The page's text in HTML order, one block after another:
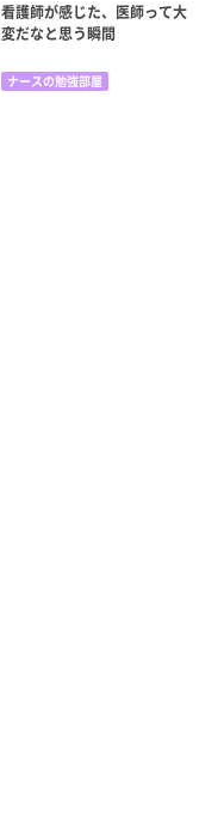
看護師が感じた、医師って大
変だなと思う瞬間
ナースの勉強部屋